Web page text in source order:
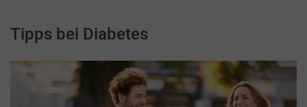
Tipps bei Diabetes